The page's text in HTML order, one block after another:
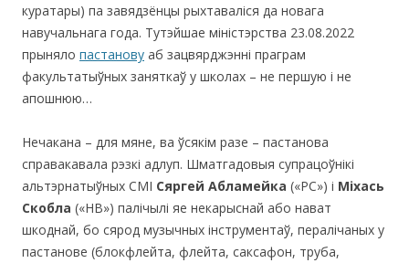
куратары) па завядзёнцы рыхтаваліся да новага
навучальнага года. Тутэйшае міністэрства 23.08.2022
прыняло пастанову аб зацвярджэнні праграм
факультатыўных заняткаў у школах – не першую і не
апошнюю…
Нечакана – для мяне, ва ўсякім разе – пастанова
справакавала рэзкі адлуп. Шматгадовыя супрацоўнікі
альтэрнатыўных СМІ Сяргей Абламейка («РС») і Міхась
Скобла («НВ») палічылі яе некарыснай або нават
шкоднай, бо сярод музычных інструментаў, пералічаных у
пастанове (блокфлейта, флейта, саксафон, труба,